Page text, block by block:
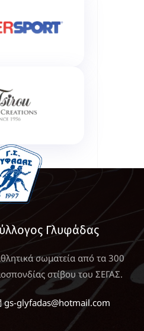
Γλυφάδας
σωματεία από τα 300
στίβου του ΣΕΓΑΣ.
gs-glyfadas@hotmail.com